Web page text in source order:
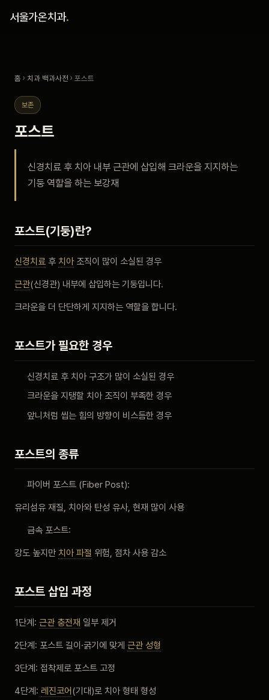
서울가온치과.
진료 안내
안내
비포 애프터
치과 백과사전
회원가입 / 로그인
홈 › 치과 백과사전 › 포스트
보존
포스트
신경치료 후 치아 내부 근관에 삽입해 크라운을 지지하는
기둥 역할을 하는 보강재
포스트(기둥)란?
신경치료 후 치아조직이 많이 소실된 경우
근관(신경관) 내부에 삽입하는 기둥입니다.
크라운을 더 단단하게 지지하는 역할을 합니다.
포스트가 필요한 경우
신경치료 후 치아 구조가 많이 소실된 경우
크라운을 지탱할 치아 조직이 부족한 경우
앞니처럼 씹는 힘의 방향이 비스듬한 경우
포스트의 종류
파이버 포스트 (Fiber Post):
유리섬유 재질, 치아와 탄성 유사, 현재 많이 사용
금속 포스트:
강도 높지만 치아 파절 위험, 점차 사용 감소
포스트 삽입 과정
1단계: 근관 충전재 일부 제거
2단계: 포스트 길이·굵기에 맞게 근관 성형
3단계: 접착제로 포스트 고정
4단계: 레진코어 (기대)로 치아 형태 형성